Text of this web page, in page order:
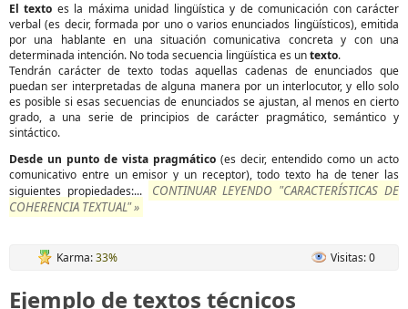
El texto es la máxima unidad lingüística y de comunicación con carácter
verbal (es decir, formada por uno o varios enunciados lingüísticos), emitida
por una hablante en una situación comunicativa concreta y con una
determinada intención. No toda secuencia lingüística es untexto.
Tendrán carácter de texto todas aquellas cadenas de enunciados que
puedan ser interpretadas de alguna manera por un interlocutor, y ello solo
es posible si esas secuencias de enunciados se ajustan, al menos en cierto
grado, a una serie de principios de carácter pragmático, semántico y
sintáctico.
Desde un punto de vista pragmático (es decir, entendido como un acto
comunicativo entre un emisor y un receptor), todo texto ha de tener las
siguientes propiedades:...
CONTINUAR LEYENDO "CARACTERÍSTICAS DE
COHERENCIA TEXTUAL" »
Karma:33% Visitas: 0
Ejemplo de textos técnicos